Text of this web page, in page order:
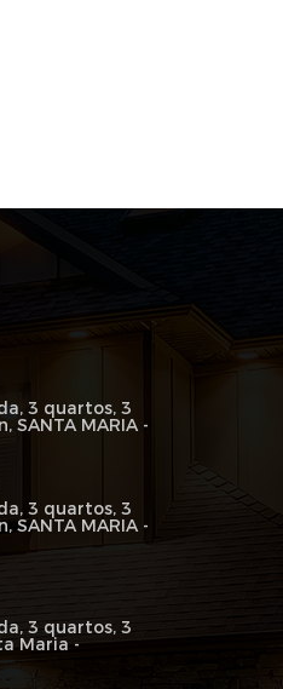
3 quartos, 3
SANTA MARIA -
3 quartos, 3
SANTA MARIA -
3 quartos, 3
Maria -